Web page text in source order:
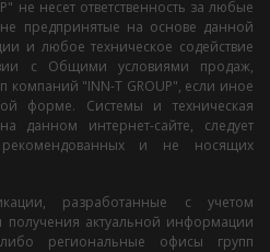
не несет ответственность за любые
предпринятые на основе данной
и любое техническое содействие
с Общими условиями продаж,
компаний "INN-T GROUP", если иное
форме. Системы и техническая
данном интернет-сайте, следует
рекомендованных и не носящих
разработанные с учетом
получения актуальной информации
региональные офисы групп